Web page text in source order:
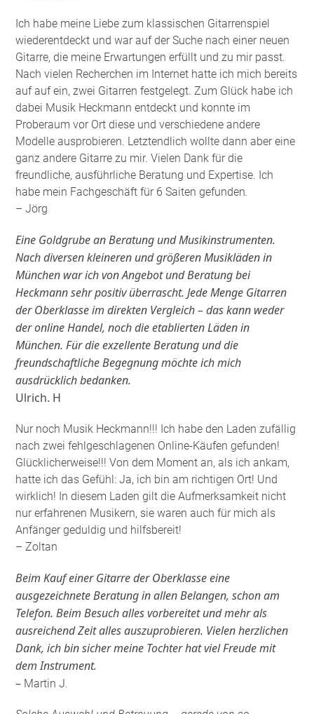
Ich habe meine Liebe zum klassischen Gitarrenspiel
wiederentdeckt und war auf der Suche nach einer neuen
Gitarre, die meine Erwartungen erfüllt und zu mir passt.
Nach vielen Recherchen im Internet hatte ich mich bereits
auf auf ein, zwei Gitarren festgelegt. Zum Glück habe ich
dabei Musik Heckmann entdeckt und konnte im
Proberaum vor Ort diese und verschiedene andere
Modelle ausprobieren. Letztendlich wollte dann aber eine
ganz andere Gitarre zu mir. Vielen Dank für die
freundliche, ausführliche Beratung und Expertise. Ich
habe mein Fachgeschäft für 6 Saiten gefunden.
– Jörg
Eine Goldgrube an Beratung und Musikinstrumenten.
Nach diversen kleineren und größeren Musikläden in
München war ich von Angebot und Beratung bei
Heckmann sehr positiv überrascht. Jede Menge Gitarren
der Oberklasse im direkten Vergleich – das kann weder
der online Handel, noch die etablierten Läden in
München. Für die exzellente Beratung und die
freundschaftliche Begegnung möchte ich mich
ausdrücklich bedanken.
Ulrich. H
Nur noch Musik Heckmann!!! Ich habe den Laden zufällig
nach zwei fehlgeschlagenen Online-Käufen gefunden!
Glücklicherweise!!! Von dem Moment an, als ich ankam,
hatte ich das Gefühl: Ja, ich bin am richtigen Ort! Und
wirklich! In diesem Laden gilt die Aufmerksamkeit nicht
nur erfahrenen Musikern, sie waren auch für mich als
Anfänger geduldig und hilfsbereit!
– Zoltan
Beim Kauf einer Gitarre der Oberklasse eine
ausgezeichnete Beratung in allen Belangen, schon am
Telefon. Beim Besuch alles vorbereitet und mehr als
ausreichend Zeit alles auszuprobieren. Vielen herzlichen
Dank, ich bin sicher meine Tochter hat viel Freude mit
dem Instrument.
– Martin J.